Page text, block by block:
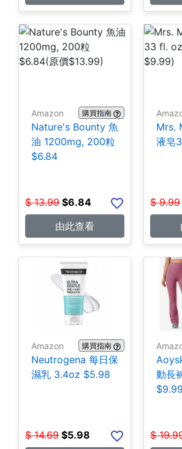
Amazon 購買指南
Nature's Bounty 魚
油 1200mg, 200粒
$6.84
$ 13.99 $6.84
由此查看
Mrs.
液皂
$ 9.99
Amazon 購買指南
Neutrogena 每日保
濕乳 3.4oz $5.98
$ 14.69 $5.98
動長
$9.99
$